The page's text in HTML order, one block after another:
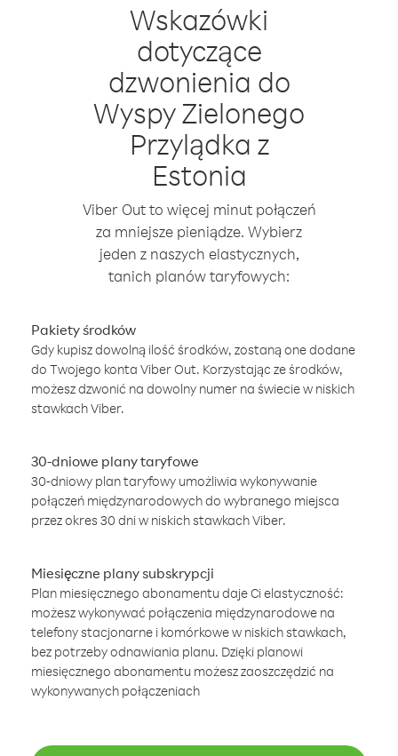
Wskazówki
dotyczące
dzwonienia do
Wyspy Zielonego
Przylądka z
Estonia
Viber Out to więcej minut połączeń
za mniejsze pieniądze. Wybierz
jeden z naszych elastycznych,
tanich planów taryfowych:
Pakiety środków
Gdy kupisz dowolną ilość środków, zostaną one dodane
do Twojego konta Viber Out. Korzystając ze środków,
możesz dzwonić na dowolny numer na świecie w niskich
stawkach Viber.
30-dniowe plany taryfowe
30-dniowy plan taryfowy umożliwia wykonywanie
połączeń międzynarodowych do wybranego miejsca
przez okres 30 dni w niskich stawkach Viber.
Miesięczne plany subskrypcji
Plan miesięcznego abonamentu daje Ci elastyczność:
możesz wykonywać połączenia międzynarodowe na
telefony stacjonarne i komórkowe w niskich stawkach,
bez potrzeby odnawiania planu. Dzięki planowi
miesięcznego abonamentu możesz zaoszczędzić na
wykonywanych połączeniach